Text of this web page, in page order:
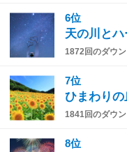
6位
天の川と
1872回のダウ
7位
ひまわり
1841回のダウ
8位